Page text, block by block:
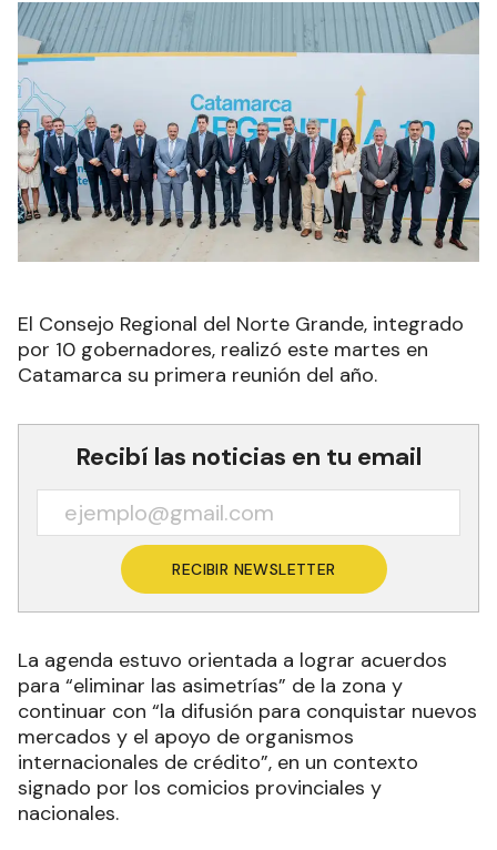
El Consejo Regional del Norte Grande, integrado
por 10 gobernadores, realizó este martes en
Catamarca su primera reunión del año.
Recibí las noticias en tu email
RECIBIR NEWSLETTER
La agenda estuvo orientada a lograr acuerdos
para “eliminar las asimetrías” de la zona y
continuar con “la difusión para conquistar nuevos
mercados y el apoyo de organismos
internacionales de crédito”, en un contexto
signado por los comicios provinciales y
nacionales.